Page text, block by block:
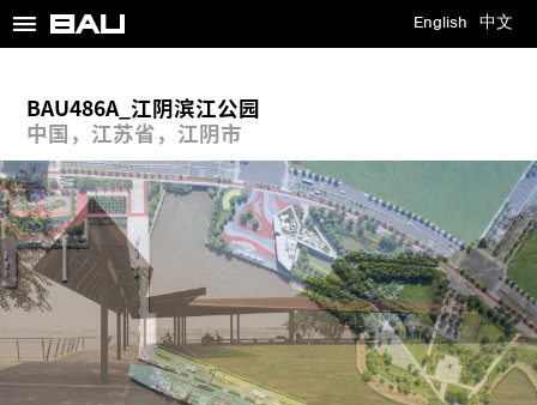
≡ English 中文
BAU486A_江阴滨江公园
中国，江苏省，江阴市